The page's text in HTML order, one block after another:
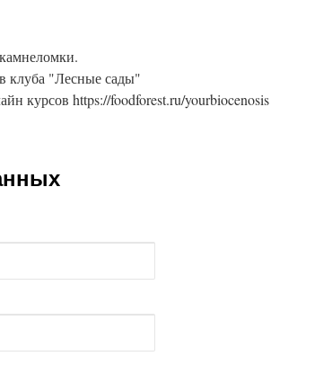
клуба "Лесные сады"
курсов https://foodforest.ru/yourbiocenosis